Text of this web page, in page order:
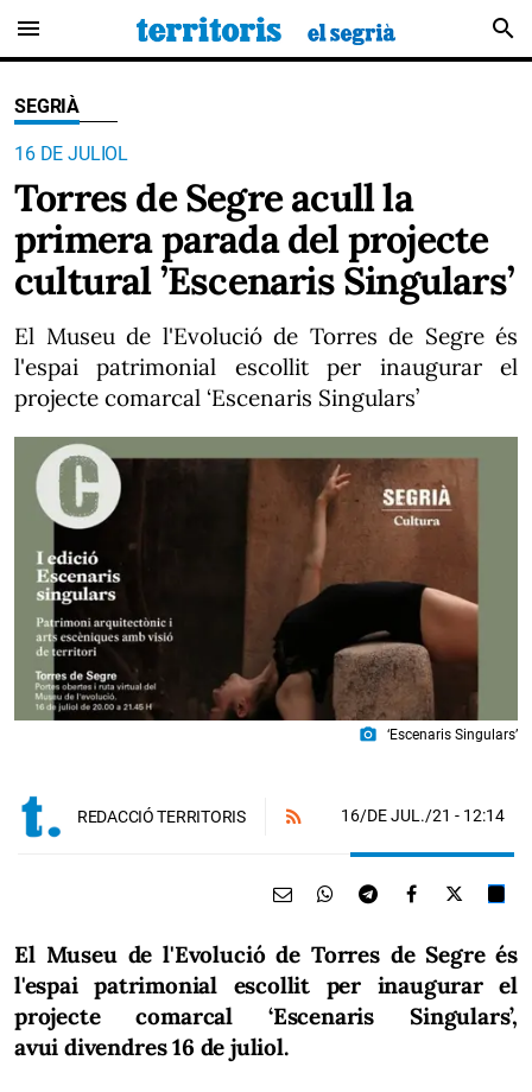
menu search
SEGRIÀ
16 DE JULIOL
Torres de Segre acull la
primera parada del projecte
cultural ’Escenaris Singulars’
El Museu de l'Evolució de Torres de Segre és
l'espai patrimonial escollit per inaugurar el
projecte comarcal ‘Escenaris Singulars’
photo_camera ‘Escenaris Singulars’
REDACCIÓ TERRITORIS 16/DE JUL./21 - 12:14
El Museu de l'Evolució de Torres de Segre és
l'espai patrimonial escollit per inaugurar el
projecte comarcal ‘Escenaris Singulars’,
avui divendres 16 de juliol.